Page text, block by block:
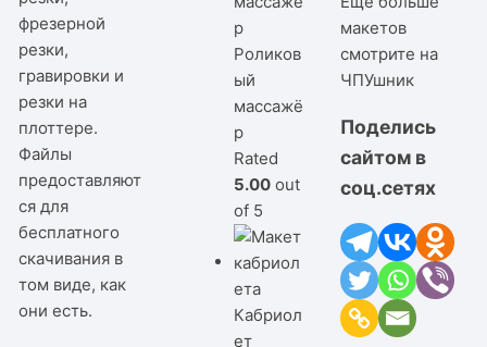
фрезерной
резки,
гравировки и
резки на
плоттере.
Файлы
предоставляют
ся для
бесплатного
скачивания в
том виде, как
они есть.
Роликов
ый
массажё
р
Rated
5.00 out
of 5
Кабриол
ет
макетов
смотрите на
ЧПУшник
Поделись
сайтом в
соц.сетях